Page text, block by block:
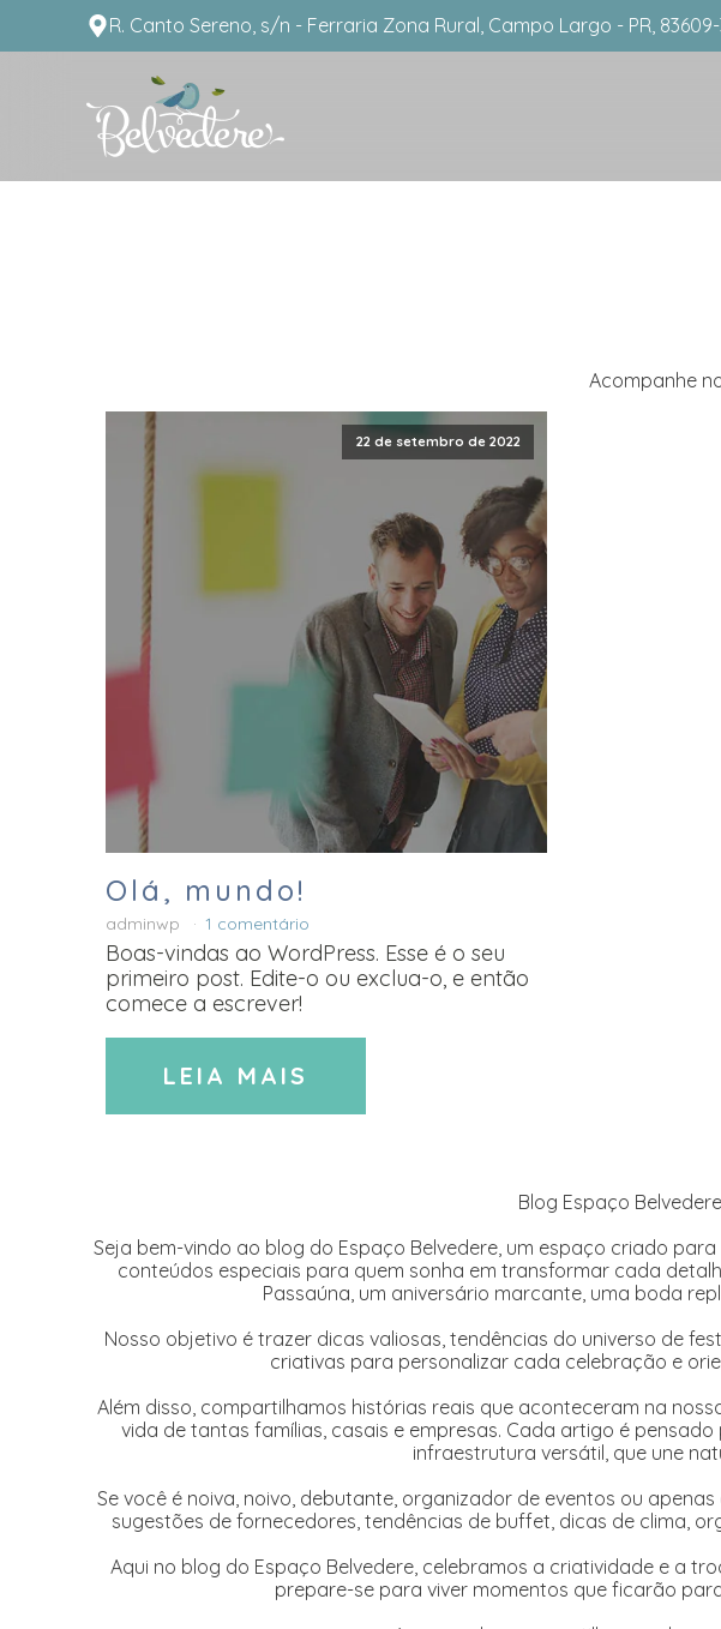
R. Canto Sereno, s/n - Ferraria Zona Rural, Campo Largo - PR,
Acompanhe
22 de setembro de 2022
Olá, mundo!
adminwp 1 comentário
Boas-vindas ao WordPress. Esse é o seu
primeiro post. Edite-o ou exclua-o, e então
comece a escrever!
LEIA MAIS
Blog Espaço
Seja bem-vindo ao blog do Espaço Belvedere, um espaço criado
conteúdos especiais para quem sonha em transformar cada
Passaúna, um aniversário marcante, uma boda
Nosso objetivo é trazer dicas valiosas, tendências do universo de
criativas para personalizar cada celebração e
Além disso, compartilhamos histórias reais que aconteceram na
vida de tantas famílias, casais e empresas. Cada artigo é
infraestrutura versátil, que une
Se você é noiva, noivo, debutante, organizador de eventos ou
sugestões de fornecedores, tendências de buffet, dicas de clima,
Aqui no blog do Espaço Belvedere, celebramos a criatividade e a
prepare-se para viver momentos que ficarão